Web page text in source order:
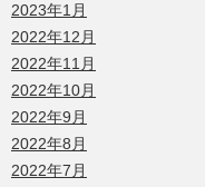
2023年1月
2022年12月
2022年11月
2022年10月
2022年9月
2022年8月
2022年7月